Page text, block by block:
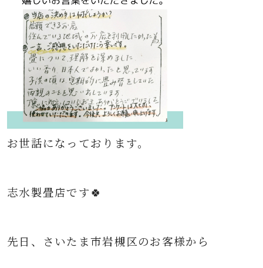
お世話になっております。
志水製畳店です🍀
先日、 さいたま市岩槻区のお客様から